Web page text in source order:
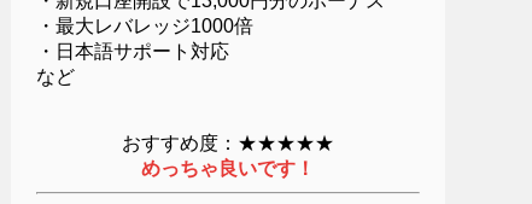
・最大レバレッジ1000倍
・日本語サポート対応
など
おすすめ度：★★★★★
めっちゃ良いです！